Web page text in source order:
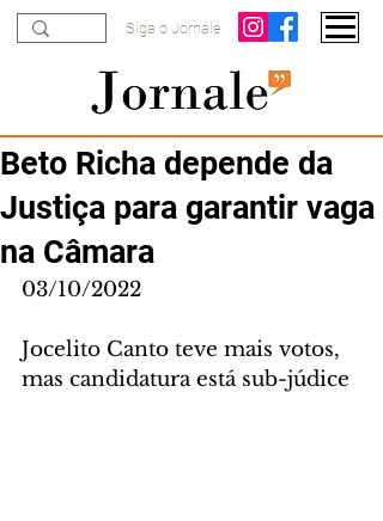
Siga o Jornale
Beto Richa depende da
Justiça para garantir vaga
na Câmara
03/10/2022
Jocelito Canto teve mais votos,
mas candidatura está sub-júdice